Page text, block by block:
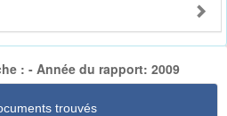
: - Année du rapport: 2009
trouvés